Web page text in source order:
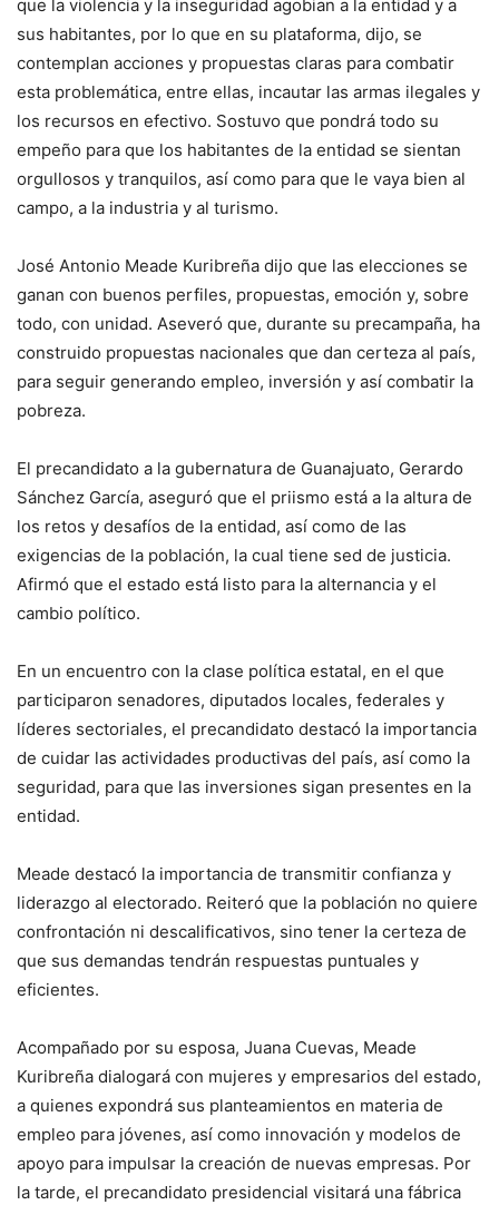
que la violencia y la inseguridad agobian a la entidad y a
sus habitantes, por lo que en su plataforma, dijo, se
contemplan acciones y propuestas claras para combatir
esta problemática, entre ellas, incautar las armas ilegales y
los recursos en efectivo. Sostuvo que pondrá todo su
empeño para que los habitantes de la entidad se sientan
orgullosos y tranquilos, así como para que le vaya bien al
campo, a la industria y al turismo.
José Antonio Meade Kuribreña dijo que las elecciones se
ganan con buenos perfiles, propuestas, emoción y, sobre
todo, con unidad. Aseveró que, durante su precampaña, ha
construido propuestas nacionales que dan certeza al país,
para seguir generando empleo, inversión y así combatir la
pobreza.
El precandidato a la gubernatura de Guanajuato, Gerardo
Sánchez García, aseguró que el priismo está a la altura de
los retos y desafíos de la entidad, así como de las
exigencias de la población, la cual tiene sed de justicia.
Afirmó que el estado está listo para la alternancia y el
cambio político.
En un encuentro con la clase política estatal, en el que
participaron senadores, diputados locales, federales y
líderes sectoriales, el precandidato destacó la importancia
de cuidar las actividades productivas del país, así como la
seguridad, para que las inversiones sigan presentes en la
entidad.
Meade destacó la importancia de transmitir confianza y
liderazgo al electorado. Reiteró que la población no quiere
confrontación ni descalificativos, sino tener la certeza de
que sus demandas tendrán respuestas puntuales y
eficientes.
Acompañado por su esposa, Juana Cuevas, Meade
Kuribreña dialogará con mujeres y empresarios del estado,
a quienes expondrá sus planteamientos en materia de
empleo para jóvenes, así como innovación y modelos de
apoyo para impulsar la creación de nuevas empresas. Por
la tarde, el precandidato presidencial visitará una fábrica